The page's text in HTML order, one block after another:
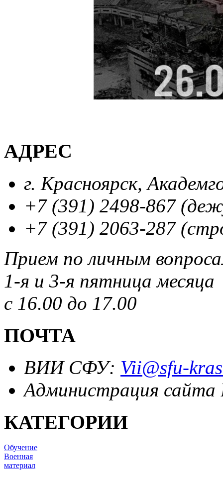
АДРЕС
г. Красноярск,
+7 (391) 2498-867
+7 (391) 2063-287
Прием по личным
1-я и 3-я пятница месяца
с 16.00 до 17.00
ПОЧТА
ВИИ СФУ: Vii@sfu-
Администрация
КАТЕГОРИИ
Обучение
Военная
материал